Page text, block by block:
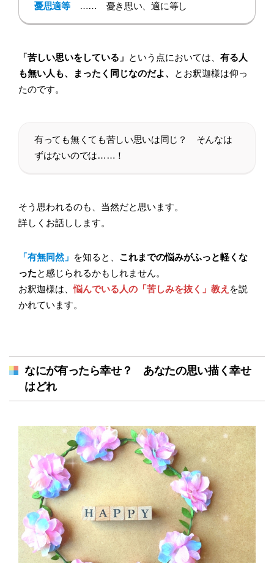
憂思適等…… 憂き思い、適に等し
「苦しい思いをしている」 という点においては、 有る人
も無い人も、まったく同じなのだよ、
とお釈迦様は仰っ
たのです。
有っても無くても苦しい思いは同じ？ そんなは
ずはないのでは……！
そう思われるのも、当然だと思います。
詳しくお話しします。
「有無同然」 を知ると、 これまでの悩みがふっと軽くな
ったと感じられるかもしれません。
お釈迦様は、悩んでいる人の「苦しみを抜く」教え を説
かれています。
なにが有ったら幸せ？ あなたの思い描く幸せ
はどれ